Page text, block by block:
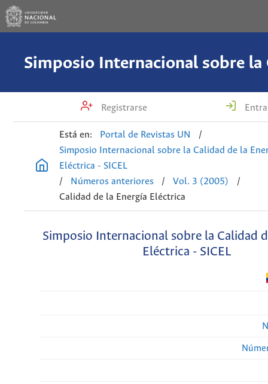
Registrarse
Está en: Portal de Revistas UN
/
Simposio Internacional sobre la Calidad de la
Eléctrica - SICEL
/
Números anteriores / Vol. 3 (2005)
/
Calidad de la Energía Eléctrica
Simposio Internacional sobre la Calidad
Eléctrica - SICEL